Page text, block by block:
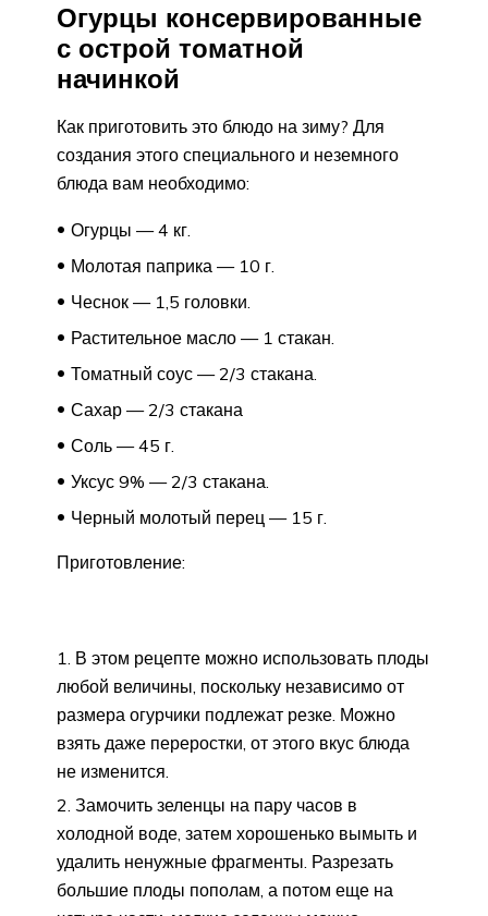
Огурцы консервированные
с острой томатной
начинкой
Как приготовить это блюдо на зиму? Для
создания этого специального и неземного
блюда вам необходимо:
Огурцы — 4 кг.
Молотая паприка — 10 г.
Чеснок — 1,5 головки.
Растительное масло — 1 стакан.
Томатный соус — 2/3 стакана.
Сахар — 2/3 стакана
Соль — 45 г.
Уксус 9% — 2/3 стакана.
Черный молотый перец — 15 г.
Приготовление:
В этом рецепте можно использовать плоды
любой величины, поскольку независимо от
размера огурчики подлежат резке. Можно
взять даже переростки, от этого вкус блюда
не изменится.
Замочить зеленцы на пару часов в
холодной воде, затем хорошенько вымыть и
удалить ненужные фрагменты. Разрезать
большие плоды пополам, а потом еще на